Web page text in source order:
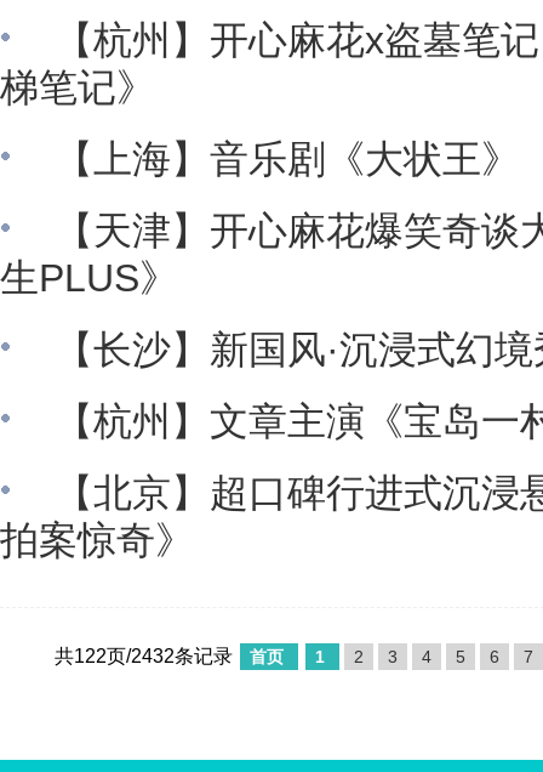
【杭州】开心麻花x盗墓笔
梯笔记》
【上海】音乐剧《大状王》
【天津】开心麻花爆笑奇谈
生PLUS》
【长沙】新国风·沉浸式幻
【杭州】文章主演《宝岛一
【北京】超口碑行进式沉
拍案惊奇》
共122页/2432条记录 首页 1 2 3 4 5 6 7